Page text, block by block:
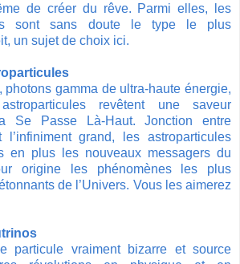
de créer du rêve. Parmi elles, les
sont sans doute le type le plus
un sujet de choix ici.
photons gamma de ultra-haute énergie,
revêtent une saveur
Se Passe Là-Haut. Jonction entre
l’infiniment grand, les astroparticules
en plus les nouveaux messagers du
origine les phénomènes les plus
de l’Univers. Vous les aimerez
particule vraiment bizarre et source